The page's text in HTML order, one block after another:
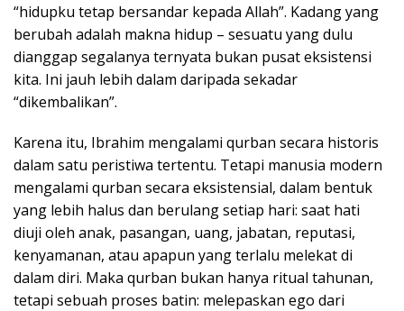
“hidupku tetap bersandar kepada Allah”. Kadang yang
berubah adalah makna hidup – sesuatu yang dulu
dianggap segalanya ternyata bukan pusat eksistensi
kita. Ini jauh lebih dalam daripada sekadar
“dikembalikan”.
Karena itu, Ibrahim mengalami qurban secara historis
dalam satu peristiwa tertentu. Tetapi manusia modern
mengalami qurban secara eksistensial, dalam bentuk
yang lebih halus dan berulang setiap hari: saat hati
diuji oleh anak, pasangan, uang, jabatan, reputasi,
kenyamanan, atau apapun yang terlalu melekat di
dalam diri. Maka qurban bukan hanya ritual tahunan,
tetapi sebuah proses batin: melepaskan ego dari